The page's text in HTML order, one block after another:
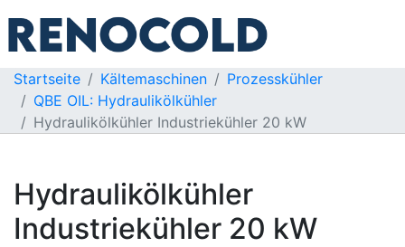
Startseite Kältemaschinen
Prozesskühler
QBE OIL: Hydraulikölkühler
Hydraulikölkühler Industriekühler 20 kW
Hydraulikölkühler
Industriekühler 20 kW